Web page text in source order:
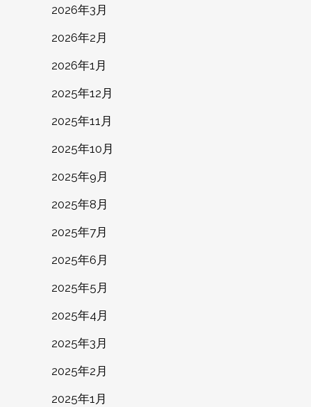
2026年3月
2026年2月
2026年1月
2025年12月
2025年11月
2025年10月
2025年9月
2025年8月
2025年7月
2025年6月
2025年5月
2025年4月
2025年3月
2025年2月
2025年1月